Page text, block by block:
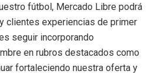
fútbol, Mercado Libre podrá
clientes experiencias de primer
seguir incorporando
en rubros destacados como
fortaleciendo nuestra oferta y